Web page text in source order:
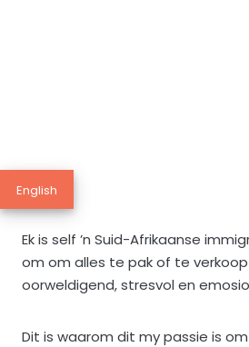
Ek is self ’n Suid-Afrikaanse
om om alles te pak of te
oorweldigend, stresvol en
Dit is waarom dit my passie is
English